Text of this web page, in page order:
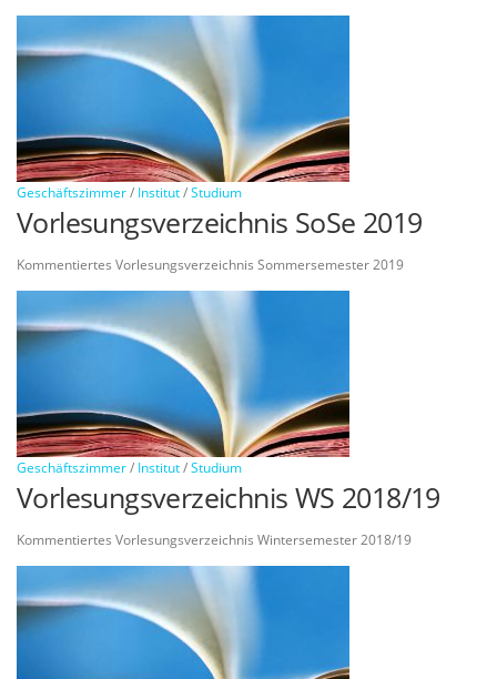
Geschäftszimmer/ Institut/Studium
Vorlesungsverzeichnis SoSe 2019
Kommentiertes Vorlesungsverzeichnis Sommersemester 2019
Geschäftszimmer/ Institut/Studium
Vorlesungsverzeichnis WS 2018/19
Kommentiertes Vorlesungsverzeichnis Wintersemester 2018/19